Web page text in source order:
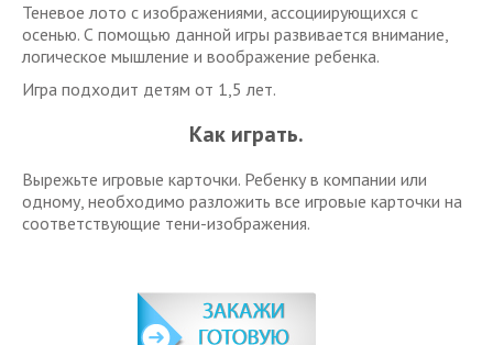
Теневое лото с изображениями, ассоциирующихся с
осенью. С помощью данной игры развивается внимание,
логическое мышление и воображение ребенка.
Игра подходит детям от 1,5 лет.
Как играть.
Вырежьте игровые карточки. Ребенку в компании или
одному, необходимо разложить все игровые карточки на
соответствующие тени-изображения.